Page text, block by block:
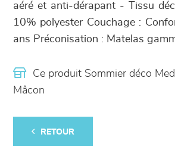
aéré et anti-dérapant - Tissu
10% polyester Couchage :
ans Préconisation : Matelas
Ce produit Sommier déco
Mâcon
RETOUR